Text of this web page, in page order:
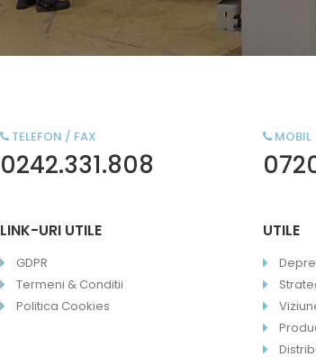
TELEFON / FAX
0242.331.808
LINK-URI UTILE
GDPR
Termeni & Conditii
Politica Cookies
MOBIL
UTILE